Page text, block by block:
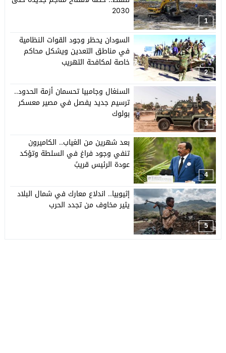
1
2030
2
السودان يحظر وجود القوات النظامية
في مناطق التعدين ويشكل محاكم
خاصة لمكافحة التهريب
3
السنغال وجامبيا تحسمان أزمة الحدود..
ترسيم جديد يفصل في مصير معسكر
بولوك
4
بعد شهرين من الغياب.. الكاميرون
تنفي وجود فراغ في السلطة وتؤكد
عودة الرئيس قريبً
5
إثيوبيا.. اندلاع معارك في شمال البلاد
يثير مخاوف من تجدد الحرب